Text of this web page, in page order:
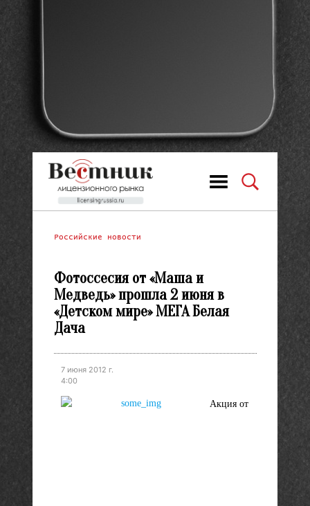
Российские новости
Фотоссесия от «Маша и
Медведь» прошла 2 июня в
«Детском мире» МЕГА Белая
Дача
7 июня 2012 г.
4:00
Акция от